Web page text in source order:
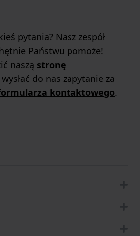
pytania? Nasz zespół
Państwu pomoże!
naszą stronę
do nas zapytanie za
kontaktowego.